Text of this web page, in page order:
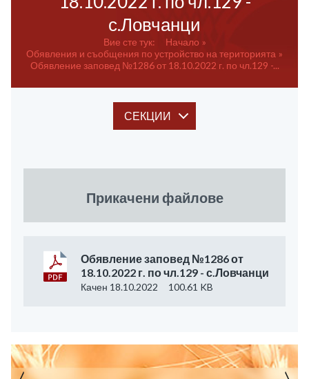
с.Ловчанци
Вие сте тук:
Начало
Обявления и съобщения по устройство на територията
Обявление заповед №1286 от 18.10.2022 г. по чл.129 -...
СЕКЦИИ
Прикачени файлове
Обявление заповед №1286 от
18.10.2022 г. по чл.129 - с.Ловчанци
Качен 18.10.2022 100.61 KB